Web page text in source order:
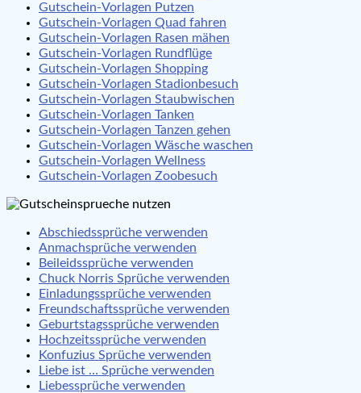
Gutschein-Vorlagen Putzen
Gutschein-Vorlagen Quad fahren
Gutschein-Vorlagen Rasen mähen
Gutschein-Vorlagen Rundflüge
Gutschein-Vorlagen Shopping
Gutschein-Vorlagen Stadionbesuch
Gutschein-Vorlagen Staubwischen
Gutschein-Vorlagen Tanken
Gutschein-Vorlagen Tanzen gehen
Gutschein-Vorlagen Wäsche waschen
Gutschein-Vorlagen Wellness
Gutschein-Vorlagen Zoobesuch
Abschiedssprüche verwenden
Anmachsprüche verwenden
Beileidssprüche verwenden
Chuck Norris Sprüche verwenden
Einladungssprüche verwenden
Freundschaftssprüche verwenden
Geburtstagssprüche verwenden
Hochzeitssprüche verwenden
Konfuzius Sprüche verwenden
Liebe ist … Sprüche verwenden
Liebessprüche verwenden